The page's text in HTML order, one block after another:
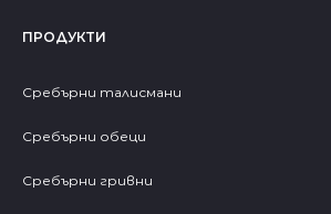
ПРОДУКТИ
Сребърни талисмани
Сребърни обеци
Сребърни гривни